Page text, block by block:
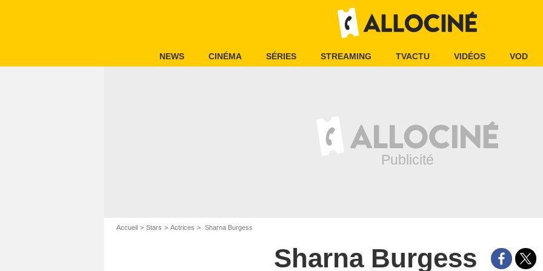
NEWS CINÉMA SÉRIES STREAMING TVACTU VIDÉOS VOD
Accueil Stars Actrices Sharna Burgess
Sharna Burgess